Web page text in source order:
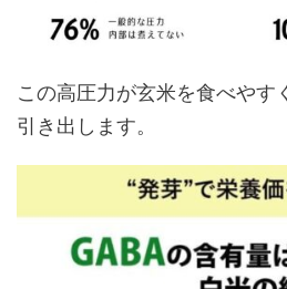
この高圧力が玄米を食べやす
引き出します。